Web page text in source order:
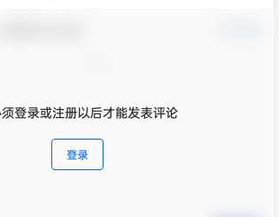
登录或注册以后才能发表评论
登录